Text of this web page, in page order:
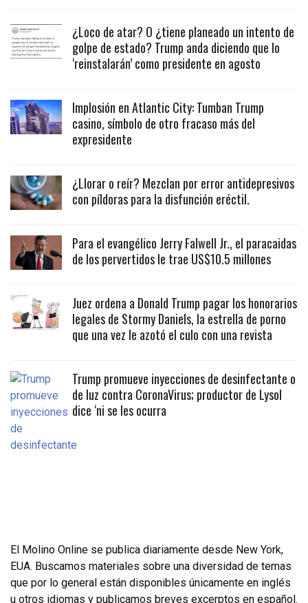
¿Loco de atar? O ¿tiene planeado un intento de
golpe de estado? Trump anda diciendo que lo
‘reinstalarán’ como presidente en agosto
Implosión en Atlantic City: Tumban Trump
casino, símbolo de otro fracaso más del
expresidente
¿Llorar o reír? Mezclan por error antidepresivos
con píldoras para la disfunción eréctil.
Para el evangélico Jerry Falwell Jr., el paracaidas
de los pervertidos le trae US$10.5 millones
Juez ordena a Donald Trump pagar los honorarios
legales de Stormy Daniels, la estrella de porno
que una vez le azotó el culo con una revista
Trump promueve inyecciones de desinfectante o
de luz contra CoronaVirus; productor de Lysol
dice ‘ni se les ocurra
El Molino Online se publica diariamente desde New York,
EUA. Buscamos materiales sobre una diversidad de temas
que por lo general están disponibles únicamente en inglés
u otros idiomas y publicamos breves excerptos en español.